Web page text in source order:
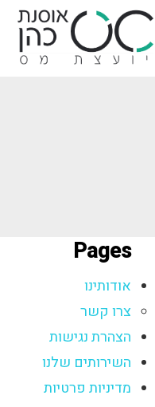
Pages
אודותינו
צרו קשר
הצהרת נגישות
השירותים שלנו
מדיניות פרטיות